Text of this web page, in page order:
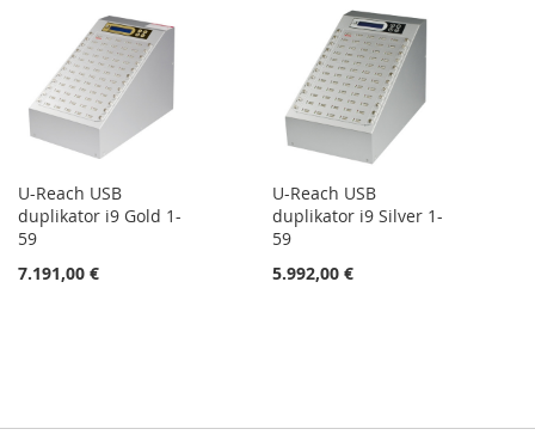
U-Reach USB
duplikator i9 Gold 1-
59
7.191,00 €
U-Reach USB
duplikator i9 Silver 1-
59
5.992,00 €